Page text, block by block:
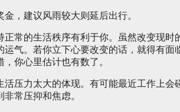
，建议风雨较大则延后出行。
正常的生活秩序有利于你。虽然改变现
运气。若你立下心要改变的话，就得有
你心里估计也有数了。
活压力太大的体现。有可能最近工作上会
常压抑和焦虑。